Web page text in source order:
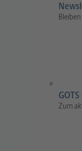
Zum